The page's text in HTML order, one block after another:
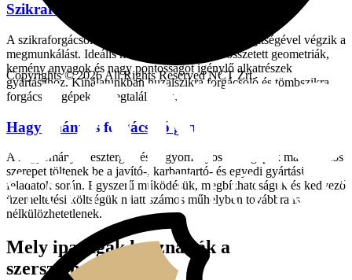
Szikraforgácsoló gépek
A szikraforgácsoló gépek elektromos kisülések segítségével végzik a
megmunkálást. Ideális megoldást jelentenek összetett geometriák,
kemény anyagok és nagy pontosságot igénylő alkatrészek
gyártásához. Kínálatunkban huzalszikra forgácsoló és tömbszikra
forgácsoló gépek is megtalálhatók.
Hagyományos forgácsoló gépek
A hagyományos esztergák és hagyományos marógépek ma is fontos
szerepet töltenek be a javító-, karbantartó- és egyedi gyártási
feladatok során. Egyszerű működésük, megbízhatóságuk és kedvező
üzemeltetési költségük miatt számos műhelyben továbbra is
nélkülözhetetlenek.
Mely iparágak használják a
szerszámgépeket?
Copyrights © 2026 All Rights Reserved NCT Zrt.